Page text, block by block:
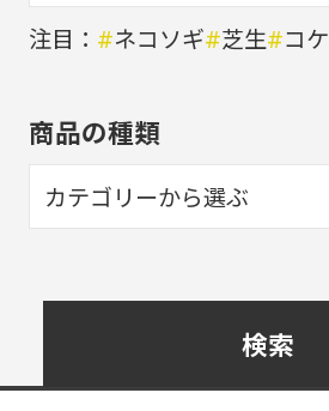
注目： #ネコソギ#芝生#コケ
商品の種類
検索